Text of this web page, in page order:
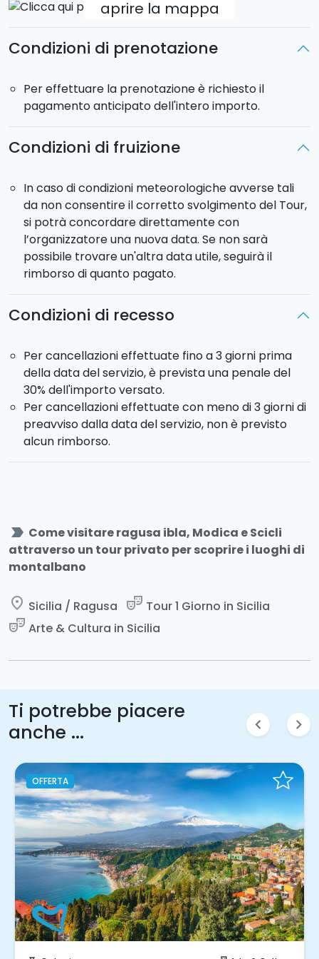
La vettura è in esclusiva: non condividerete l'auto
con altre persone.Per le prenotazioni da 5
passeggeri, saranno da considerarsi un massimo
Partenza: ore 8:00.
Rientro
comuni limitrofi.
4 passeggeri.
Il prezzo indicato è inteso per auto e non a
persona.
aprire la mappa
Condizioni di prenotazione
Per effettuare la prenotazione è richiesto il
pagamento anticipato dell'intero importo.
Condizioni di fruizione
In caso di condizioni meteorologiche avverse tali
da non consentire il corretto svolgimento del Tour,
si potrà concordare direttamente con
l’organizzatore una nuova data. Se non sarà
possibile trovare un'altra data utile, seguirà il
rimborso di quanto pagato.
Condizioni di recesso
Per cancellazioni effettuate fino a 3 giorni prima
della data del servizio, è prevista una penale del
30% dell'importo versato.
Per cancellazioni effettuate con meno di 3 giorni di
preavviso dalla data del servizio, non è previsto
alcun rimborso.
label_important Come visitare ragusa ibla, Modica e Scicli
attraverso un tour privato per scoprire i luoghi di
montalbano
place Sicilia / Ragusa theater_comedy Tour 1 Giorno in Sicilia
theater_comedy Arte & Cultura in Sicilia
Ti potrebbe piacere
anche ...
chevron_left chevron_right
OFFERTA